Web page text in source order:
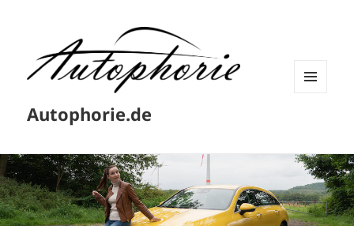
Autophorie.de